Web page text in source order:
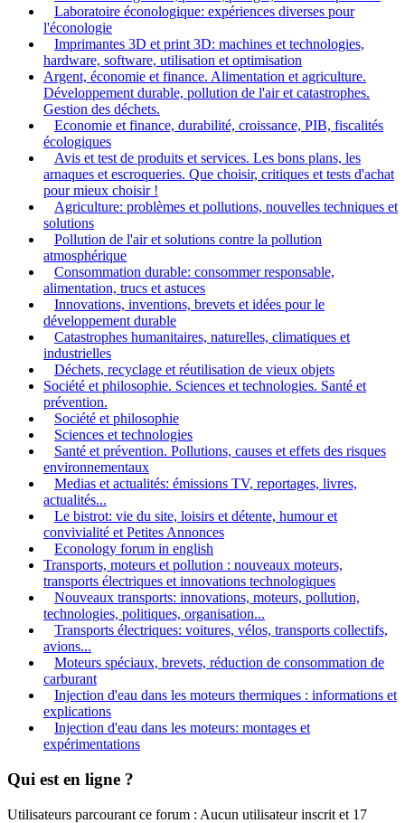
Laboratoire éconologique: expériences diverses pour
l'éconologie
Imprimantes 3D et print 3D: machines et technologies,
hardware, software, utilisation et optimisation
Argent, économie et finance. Alimentation et agriculture.
Développement durable, pollution de l'air et catastrophes.
Gestion des déchets.
Economie et finance, durabilité, croissance, PIB, fiscalités
écologiques
Avis et test de produits et services. Les bons plans, les
arnaques et escroqueries. Que choisir, critiques et tests d'achat
pour mieux choisir !
Agriculture: problèmes et pollutions, nouvelles techniques et
solutions
Pollution de l'air et solutions contre la pollution
atmosphérique
Consommation durable: consommer responsable,
alimentation, trucs et astuces
Innovations, inventions, brevets et idées pour le
développement durable
Catastrophes humanitaires, naturelles, climatiques et
industrielles
Déchets, recyclage et réutilisation de vieux objets
Société et philosophie. Sciences et technologies. Santé et
prévention.
Société et philosophie
Sciences et technologies
Santé et prévention. Pollutions, causes et effets des risques
environnementaux
Medias et actualités: émissions TV, reportages, livres,
actualités...
Le bistrot: vie du site, loisirs et détente, humour et
convivialité et Petites Annonces
Econology forum in english
Transports, moteurs et pollution : nouveaux moteurs,
transports électriques et innovations technologiques
Nouveaux transports: innovations, moteurs, pollution,
technologies, politiques, organisation...
Transports électriques: voitures, vélos, transports collectifs,
avions...
Moteurs spéciaux, brevets, réduction de consommation de
carburant
Injection d'eau dans les moteurs thermiques : informations et
explications
Injection d'eau dans les moteurs: montages et
expérimentations
Qui est en ligne ?
Utilisateurs parcourant ce forum : Aucun utilisateur inscrit et 17